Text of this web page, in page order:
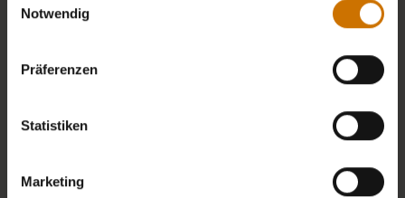
Webseite weiterhin nutzen.
Notwendig
Präferenzen
Statistiken
Marketing